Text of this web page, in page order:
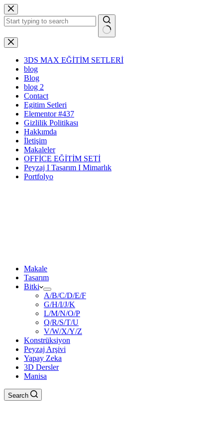
Skip
to
content
No
results
3DS MAX EĞİTİM SETLERİ
blog
Blog
blog 2
Contact
Egitim Setleri
Elementor #437
Gizlilik Politikası
Hakkımda
İletişim
Makaleler
OFFİCE EĞİTİM SETİ
Peyzaj I Tasarım I Mimarlık
Portfolyo
Makale
Tasarım
Bitki
A/B/C/D/E/F
G/H/I/J/K
L/M/N/O/P
Q/R/S/T/U
V/W/X/Y/Z
Konstrüksiyon
Peyzaj Arşivi
Yapay Zeka
3D Dersler
Manisa
Search